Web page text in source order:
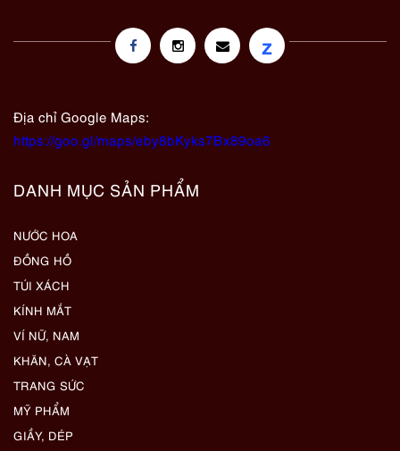
z
Địa chỉ Google Maps:
https://goo.gl/maps/eby8bKyks7Bx89oa6
DANH MỤC SẢN PHẨM
NƯỚC HOA
ĐỒNG HỒ
TÚI XÁCH
KÍNH MẮT
VÍ NỮ, NAM
KHĂN, CÀ VẠT
TRANG SỨC
MỸ PHẨM
GIẦY, DÉP